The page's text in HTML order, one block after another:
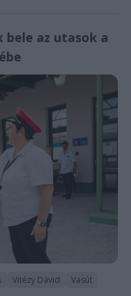
bele az utasok a
Vitézy Dávid Vasút